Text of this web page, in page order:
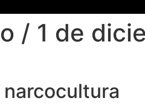
/ 1 de